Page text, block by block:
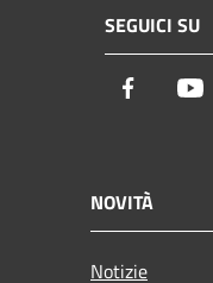
SEGUICI SU
Facebook
NOVITÀ
Notizie